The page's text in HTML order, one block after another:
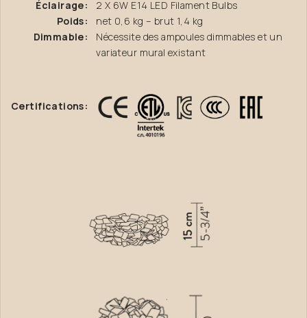
Éclairage:
2 X 6W E14 LED Filament Bulbs
Poids:
net 0,6 kg – brut 1,4 kg
Dimmable:
Nécessite des ampoules dimmables et un
variateur mural existant
Certifications: